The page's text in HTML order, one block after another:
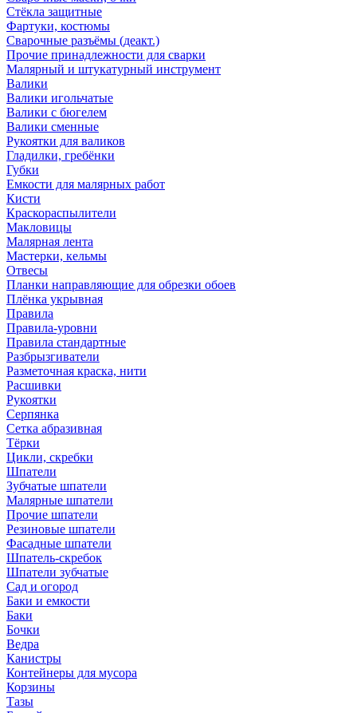
Стёкла защитные
Фартуки, костюмы
Сварочные разъёмы (деакт.)
Прочие принадлежности для сварки
Малярный и штукатурный инструмент
Валики
Валики игольчатые
Валики с бюгелем
Валики сменные
Рукоятки для валиков
Гладилки, гребёнки
Губки
Емкости для малярных работ
Кисти
Краскораспылители
Макловицы
Малярная лента
Мастерки, кельмы
Отвесы
Планки направляющие для обрезки обоев
Плёнка укрывная
Правила
Правила-уровни
Правила стандартные
Разбрызгиватели
Разметочная краска, нити
Расшивки
Рукоятки
Серпянка
Сетка абразивная
Тёрки
Цикли, скребки
Шпатели
Зубчатые шпатели
Малярные шпатели
Прочие шпатели
Резиновые шпатели
Фасадные шпатели
Шпатель-скребок
Шпатели зубчатые
Сад и огород
Баки и емкости
Баки
Бочки
Ведра
Канистры
Контейнеры для мусора
Корзины
Тазы